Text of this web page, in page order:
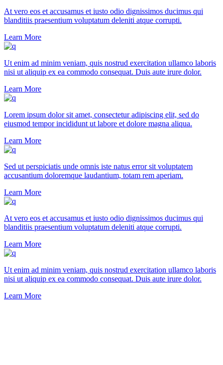
At vero eos et accusamus et iusto odio dignissimos ducimus qui
blanditiis praesentium voluptatum deleniti atque corrupti.
Learn More
Ut enim ad minim veniam, quis nostrud exercitation ullamco laboris
nisi ut aliquip ex ea commodo consequat. Duis aute irure dolor.
Learn More
Lorem ipsum dolor sit amet, consectetur adipiscing elit, sed do
eiusmod tempor incididunt ut labore et dolore magna aliqua.
Learn More
Sed ut perspiciatis unde omnis iste natus error sit voluptatem
accusantium doloremque laudantium, totam rem aperiam.
Learn More
At vero eos et accusamus et iusto odio dignissimos ducimus qui
blanditiis praesentium voluptatum deleniti atque corrupti.
Learn More
Ut enim ad minim veniam, quis nostrud exercitation ullamco laboris
nisi ut aliquip ex ea commodo consequat. Duis aute irure dolor.
Learn More